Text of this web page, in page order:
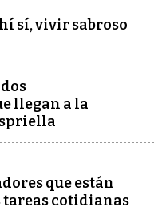
sí, vivir sabroso
llegan a la
que están
cotidianas